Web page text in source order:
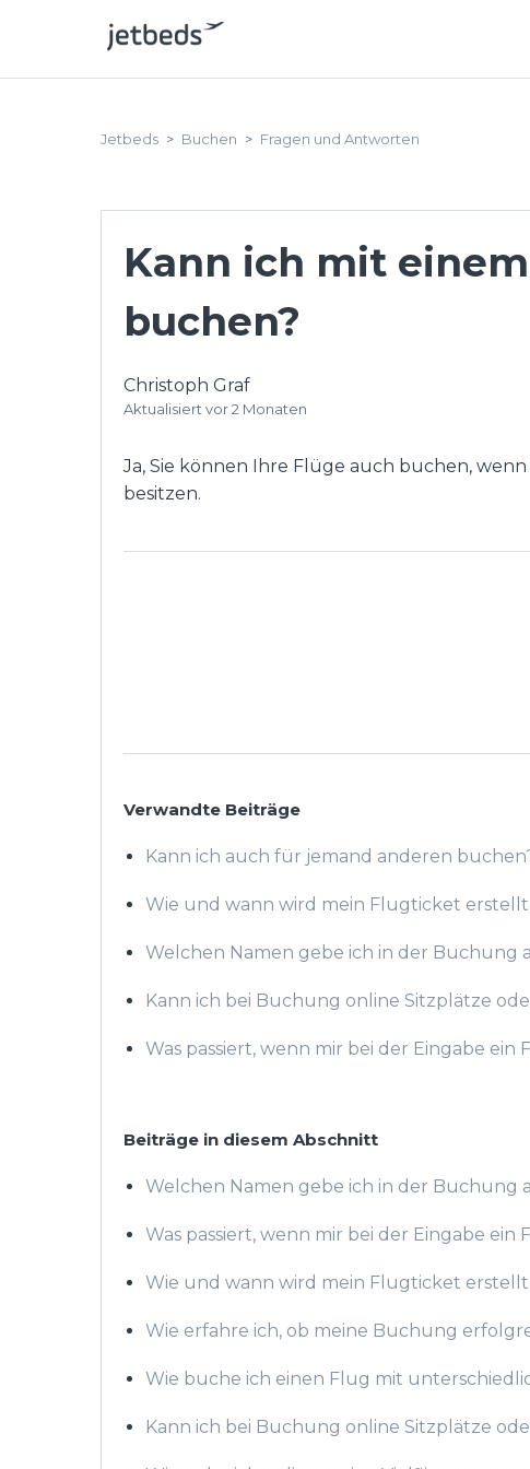
Jetbeds Buchen Fragen und Antworten
Kann ich mit
buchen?
Christoph Graf
Aktualisiert vor 2 Monaten
Ja, Sie können Ihre Flüge auch buchen,
besitzen.
Verwandte Beiträge
Kann ich auch für jemand anderen
Wie und wann wird mein Flugticket erstellt
Welchen Namen gebe ich in der Buchung
Kann ich bei Buchung online Sitzplätze
Was passiert, wenn mir bei der Eingabe
Beiträge in diesem Abschnitt
Welchen Namen gebe ich in der Buchung
Was passiert, wenn mir bei der Eingabe
Wie und wann wird mein Flugticket erstellt
Wie erfahre ich, ob meine Buchung
Wie buche ich einen Flug mit
Kann ich bei Buchung online Sitzplätze